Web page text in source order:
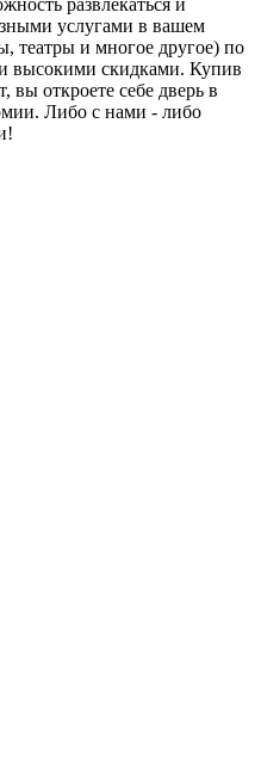
развлекаться и
услугами в вашем
театры и многое другое) по
высокими скидками. Купив
вы откроете себе дверь в
Либо с нами - либо